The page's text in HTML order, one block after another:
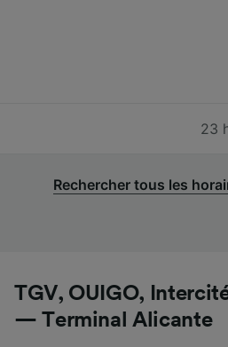
23
Rechercher tous les
TGV, OUIGO,
— Terminal Alicante